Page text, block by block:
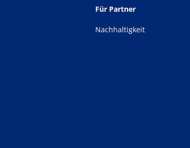
Für Partner
Nachhaltigkeit